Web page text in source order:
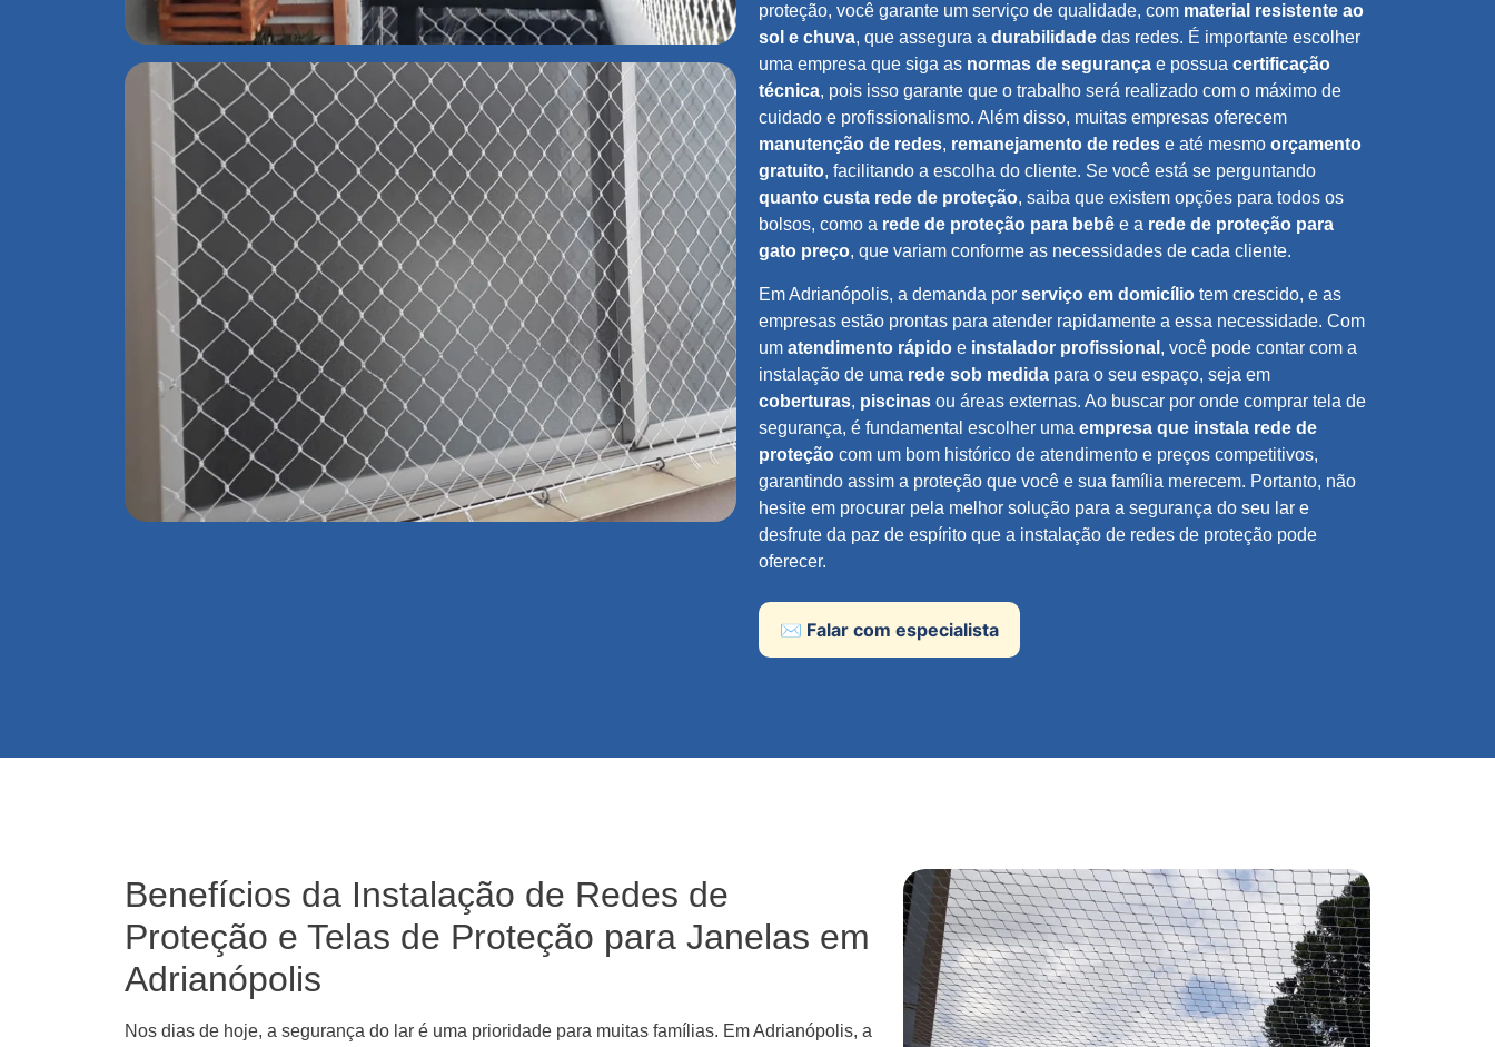
proteção, você garante um serviço de qualidade, com material resistente ao
sol e chuva, que assegura a durabilidade das redes. É importante escolher
uma empresa que siga as normas de segurança e possua certificação
técnica, pois isso garante que o trabalho será realizado com o máximo de
cuidado e profissionalismo. Além disso, muitas empresas oferecem
manutenção de redes, remanejamento de redes e até mesmo orçamento
gratuito, facilitando a escolha do cliente. Se você está se perguntando
quanto custa rede de proteção, saiba que existem opções para todos os
bolsos, como a rede de proteção para bebê e a rede de proteção para
gato preço, que variam conforme as necessidades de cada cliente.
Em Adrianópolis, a demanda por serviço em domicílio tem crescido, e as
empresas estão prontas para atender rapidamente a essa necessidade. Com
um atendimento rápido e instalador profissional , você pode contar com a
instalação de uma rede sob medida para o seu espaço, seja em
coberturas, piscinas ou áreas externas. Ao buscar por onde comprar tela de
segurança, é fundamental escolher uma empresa que instala rede de
proteção com um bom histórico de atendimento e preços competitivos,
garantindo assim a proteção que você e sua família merecem. Portanto, não
hesite em procurar pela melhor solução para a segurança do seu lar e
desfrute da paz de espírito que a instalação de redes de proteção pode
oferecer.
✉️ Falar com especialista
Benefícios da Instalação de Redes de
Proteção e Telas de Proteção para Janelas em
Adrianópolis
Nos dias de hoje, a segurança do lar é uma prioridade para muitas famílias. Em Adrianópolis, a